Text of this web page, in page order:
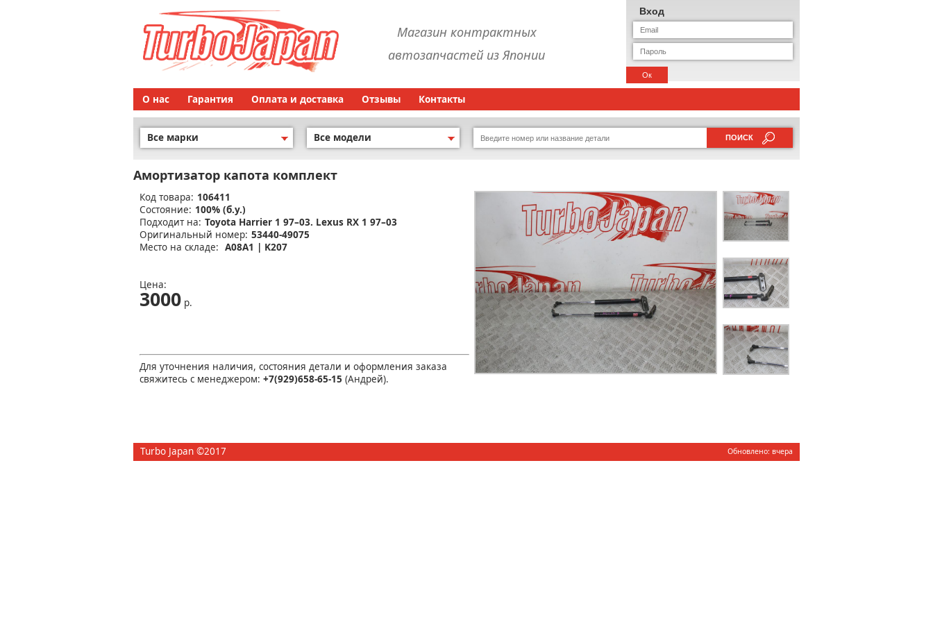
Магазин контрактных
автозапчастей из Японии
Вход
Ок
О нас Гарантия Оплата и доставка Отзывы Контакты
Все марки Все модели ПОИСК
Амортизатор капота комплект
Код товара: 106411
Состояние: 100% (б.у.)
Подходит на: Toyota Harrier 1 97–03. Lexus RX 1 97–03
Оригинальный номер: 53440-49075
Место на складе: A08A1 | K207
Цена:
3000 р.
Для уточнения наличия, состояния детали и оформления заказа
свяжитесь с менеджером: +7(929)658-65-15 (Андрей).
Turbo Japan ©2017 Обновлено: вчера